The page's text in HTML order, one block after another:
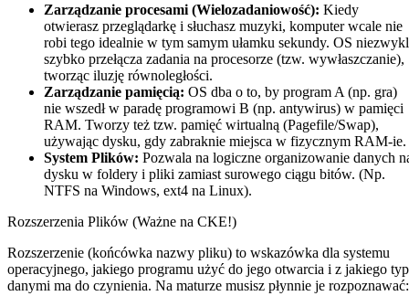
Zarządzanie procesami (Wielozadaniowość): Kiedy
otwierasz przeglądarkę i słuchasz muzyki, komputer wcale nie
robi tego idealnie w tym samym ułamku sekundy. OS
szybko przełącza zadania na procesorze (tzw. wywłaszczanie),
tworząc iluzję równoległości.
Zarządzanie pamięcią: OS dba o to, by program A (np. gra)
nie wszedł w paradę programowi B (np. antywirus) w pamięci
RAM. Tworzy też tzw. pamięć wirtualną (Pagefile/Swap),
używając dysku, gdy zabraknie miejsca w fizycznym RAM-ie.
System Plików: Pozwala na logiczne organizowanie danych
dysku w foldery i pliki zamiast surowego ciągu bitów. (Np.
NTFS na Windows, ext4 na Linux).
Rozszerzenia Plików (Ważne na CKE!)
Rozszerzenie (końcówka nazwy pliku) to wskazówka dla systemu
operacyjnego, jakiego programu użyć do jego otwarcia i z jakiego
danymi ma do czynienia. Na maturze musisz płynnie je rozpoznawać: